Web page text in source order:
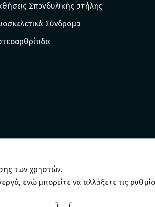
Σπονδυλικής στήλης
Σύνδρομα
των χρηστών.
ενώ μπορείτε να αλλάξετε τις